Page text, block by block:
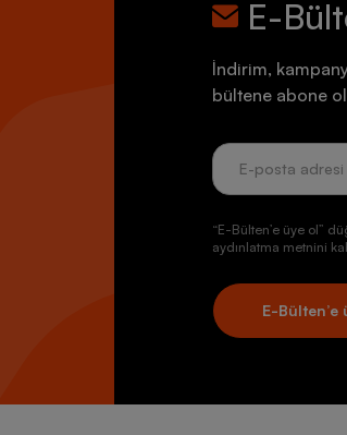
E-
İndirim,
bültene abone
“E-Bülten’e üye ol”
aydınlatma metnini
E-Bülten’e